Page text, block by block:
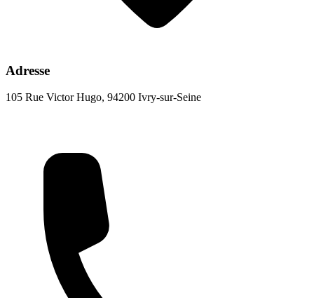
Adresse
105 Rue Victor Hugo, 94200 Ivry-sur-Seine